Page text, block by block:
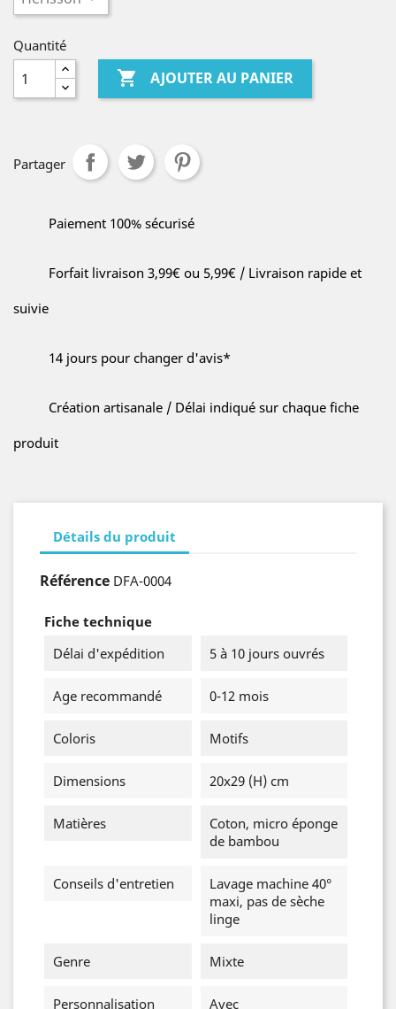
Quantité
 AJOUTER AU PANIER
Partager
Paiement 100% sécurisé
Forfait livraison 3,99€ ou 5,99€ / Livraison rapide et
suivie
14 jours pour changer d'avis*
Création artisanale / Délai indiqué sur chaque fiche
produit
Détails du produit
Référence DFA-0004
Fiche technique
Délai d'expédition
5 à 10 jours ouvrés
Age recommandé 0-12 mois
Coloris Motifs
Dimensions 20x29 (H) cm
Matières
Coton, micro éponge
de bambou
Conseils d'entretien
Lavage machine 40°
maxi, pas de sèche
linge
Genre Mixte
Personnalisation Avec